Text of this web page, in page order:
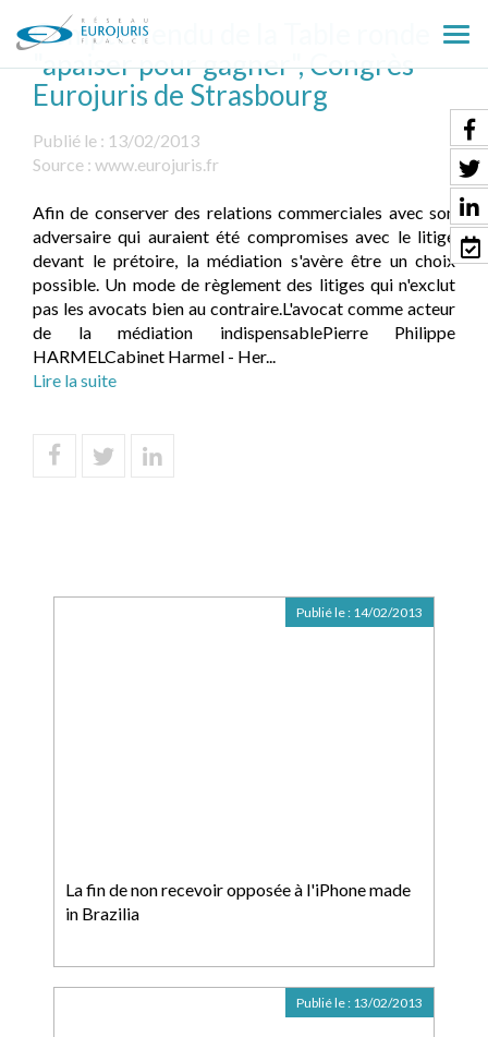
le
Compte-rendu de la Table ronde
"apaiser pour gagner", Congrès
Eurojuris de Strasbourg
Publié le : 13/02/2013
Source : www.eurojuris.fr
Afin de conserver des relations commerciales avec son
adversaire qui auraient été compromises avec le litige
devant le prétoire, la médiation s'avère être un choix
possible. Un mode de règlement des litiges qui n'exclut
pas les avocats bien au contraire.L'avocat comme acteur
de la médiation indispensablePierre Philippe
HARMELCabinet Harmel - Her...
Lire la suite
La fin de non recevoir opposée à l'iPhone made
in Brazilia
Publié le : 14/02/2013
Publié le : 13/02/2013